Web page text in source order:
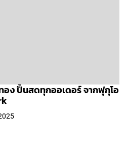
อง ปั้นสดทุกออเดอร์ จากฟุกุโอ